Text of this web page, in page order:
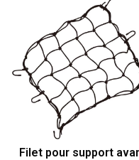
Filet pour support